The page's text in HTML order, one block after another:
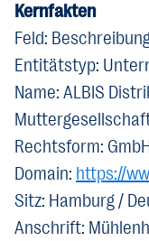
Kernfakten
Feld:
Entitätstyp:
Name: ALBIS
Rechtsform:
Domain: https://
Sitz: Hamburg /
Anschrift: